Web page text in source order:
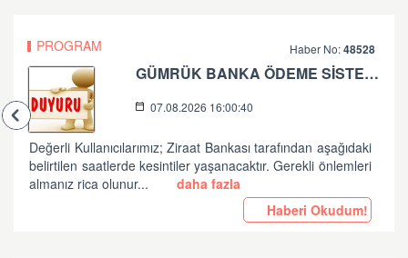
PROGRAM Haber No:48528
GÜMRÜK BANKA ÖDEME SİSTEMLERİ ZİRAAT BANKASI PLANLI ÇALIŞMA HK
07.08.2026 16:00:40
Değerli Kullanıcılarımız; Ziraat Bankası tarafından aşağıdaki
belirtilen saatlerde kesintiler yaşanacaktır. Gerekli önlemleri
almanız rica olunur...
daha fazla
Haberi Okudum!